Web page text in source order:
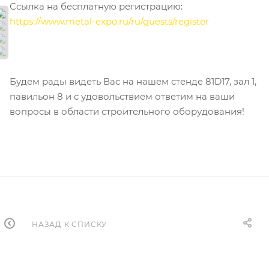
Ссылка на бесплатную регистрацию:
https://www.metal-expo.ru/ru/guests/register
Будем рады видеть Вас на нашем стенде 81D17, зал 1,
павильон 8 и с удовольствием ответим на ваши
вопросы в области строительного оборудования!
НАЗАД К СПИСКУ